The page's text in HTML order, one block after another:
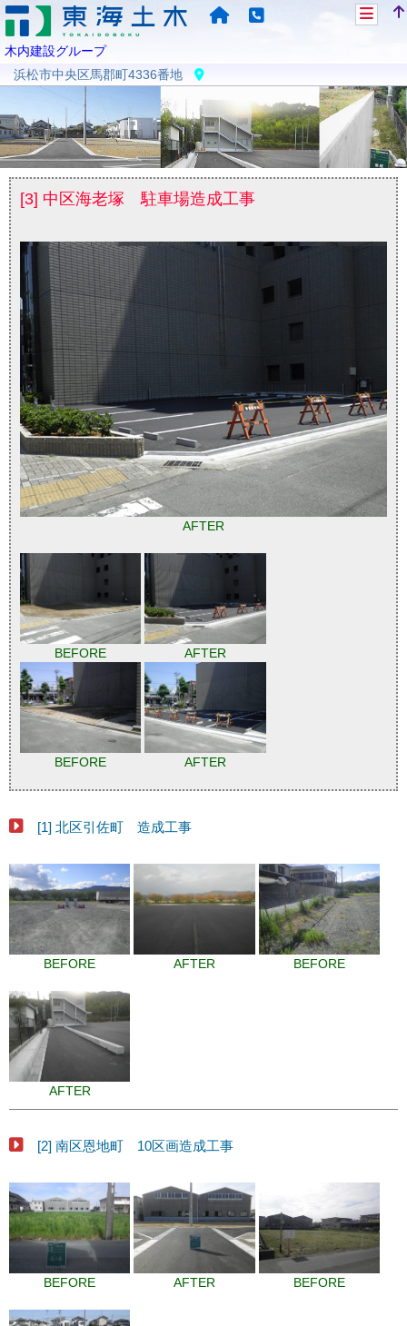
木内建設グループ
浜松市中央区馬郡町4336番地
[3] 中区海老塚 駐車場造成工事
AFTER
BEFORE AFTER
BEFORE AFTER
[1] 北区引佐町 造成工事
BEFORE AFTER BEFORE
AFTER
[2] 南区恩地町 10区画造成工事
BEFORE AFTER BEFORE